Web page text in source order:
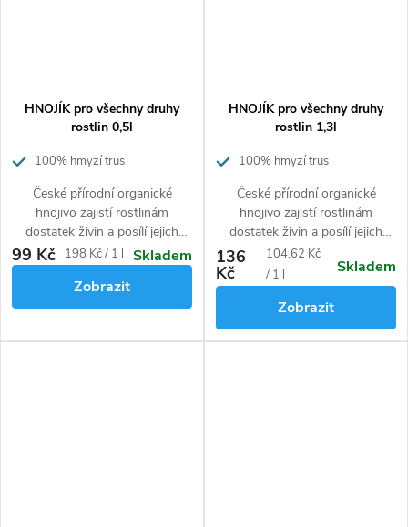
HNOJÍK pro všechny druhy
rostlin 0,5l
100% hmyzí trus
České přírodní organické
hnojivo zajistí rostlinám
dostatek živin a posílí jejich
imunitu proti škůdcům a
nemocem rostlin.Bezpečné pro
lidi i zvířata. Na přípravu 100
litrů zálivkynebopostřikua
trávníku.
99 Kč
Měrná
198 Kč / 1 l
Skladem
Zobrazit
HNOJÍK pro všechny druhy
rostlin 1,3l
100% hmyzí trus
České přírodní organické
hnojivo zajistí rostlinám
dostatek živin a posílí jejich
imunitu proti škůdcům a
nemocem rostlin.
Bezpečné pro
lidi i zvířata.
136
Kč
Měrná
cena:
104,62 Kč
/ 1 l
Skladem
Zobrazit